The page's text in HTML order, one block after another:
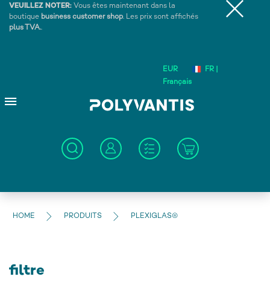
VEUILLEZ NOTER: Vous êtes maintenant dans la
boutique business customer shop. Les prix sont affichés
plus TVA..
EUR
FR |
Français
HOME PRODUITS PLEXIGLAS®
filtre